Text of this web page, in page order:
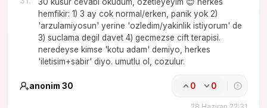
hemfikir: 1) 3 ay cok normal/erken, panik yok 2)
'arzulamiyosun' yerine 'ozledim/yakinlik istiyorum' de
3) suclama degil davet 4) gecmezse cift terapisi.
neredeyse kimse 'kotu adam' demiyo, herkes
'iletisim+sabir' diyo. umutlu ol, cozulur.
anonim 30 0 0